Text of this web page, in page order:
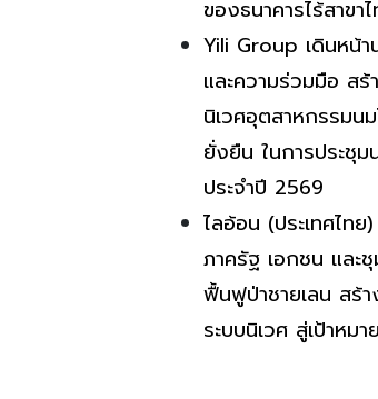
ของธนาคารไร้สาขา
Yili Group เดินหน้
และความร่วมมือ สร้
นิเวศอุตสาหกรรมน
ยั่งยืน ในการประชุม
ประจำปี 2569
ไลอ้อน (ประเทศไท
ภาครัฐ เอกชน และ
ฟื้นฟูป่าชายเลน สร้
ระบบนิเวศ สู่เป้าหม